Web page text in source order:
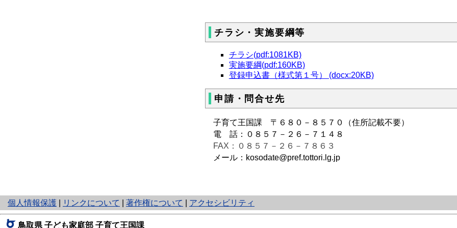
チラシ・実施要綱等
チラシ(pdf:1081KB)
実施要綱(pdf:160KB)
登録申込書（様式第１号） (docx:20KB)
申請・問合せ先
子育て王国課 〒６８０－８５７０（住所記載不要）
電 話：０８５７－２６－７１４８
FAX：０８５７－２６－７８６３
メール：kosodate@pref.tottori.lg.jp
個人情報保護
と
り
ネ
リンクについて 著作権について アクセシビリティ
鳥取県 子ども家庭部 子育て王国課